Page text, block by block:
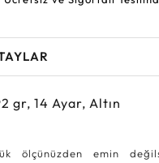
gr,14Ayar, Altın
ölçünüzden emin